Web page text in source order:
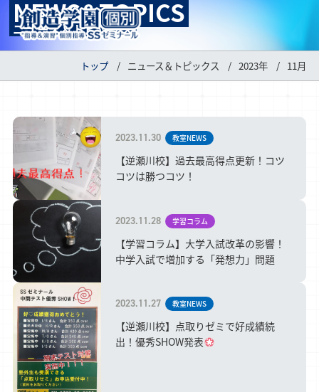
NEWS&TOPICS
ニュース＆トピックス
トップ ニュース＆トピックス 2023年 11月
2023.11.30 教室NEWS
【逆瀬川校】過去最高得点更新！コツ
コツは勝つコツ！
2023.11.28 学習コラム
【学習コラム】大学入試改革の影響！
中学入試で増加する「発想力」問題
2023.11.27 教室NEWS
【逆瀬川校】点取りゼミで好成績続
出！優秀SHOW発表